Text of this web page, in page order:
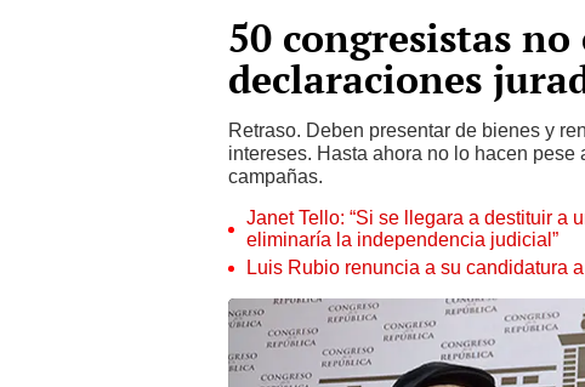
50 congresistas
declaraciones
Retraso. Deben presentar de bienes y
intereses. Hasta ahora no lo hacen
campañas.
Janet Tello: “Si se llegara a destituir a
eliminaría la independencia judicial”
Luis Rubio renuncia a su candidatura